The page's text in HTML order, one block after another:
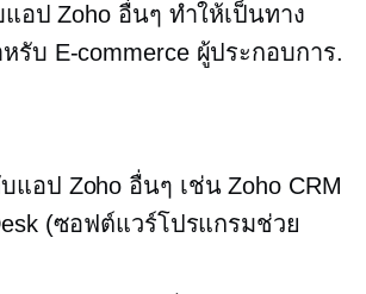
อป Zoho อื่นๆ ทำให้เป็นทาง
รับ E-commerceผู้ประกอบการ.
แอป Zoho อื่นๆ เช่น Zoho CRM
(ซอฟต์แวร์โปรแกรมช่วย